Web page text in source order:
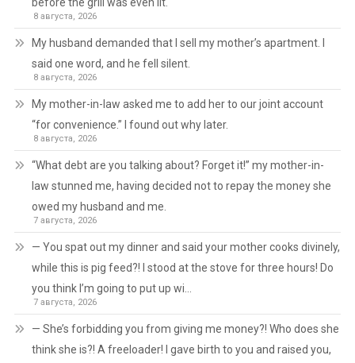
8 августа, 2026
My husband demanded that I sell my mother’s apartment. I
said one word, and he fell silent.
8 августа, 2026
My mother-in-law asked me to add her to our joint account
“for convenience.” I found out why later.
8 августа, 2026
“What debt are you talking about? Forget it!” my mother-in-
law stunned me, having decided not to repay the money she
owed my husband and me.
7 августа, 2026
— You spat out my dinner and said your mother cooks divinely,
while this is pig feed?! I stood at the stove for three hours! Do
you think I’m going to put up wi…
7 августа, 2026
— She’s forbidding you from giving me money?! Who does she
think she is?! A freeloader! I gave birth to you and raised you,